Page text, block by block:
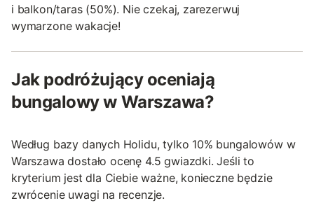
i balkon/taras (50%). Nie czekaj, zarezerwuj
wymarzone wakacje!
Jak podróżujący oceniają
bungalowy w Warszawa?
Według bazy danych Holidu, tylko 10% bungalowów w
Warszawa dostało ocenę 4.5 gwiazdki. Jeśli to
kryterium jest dla Ciebie ważne, konieczne będzie
zwrócenie uwagi na recenzje.